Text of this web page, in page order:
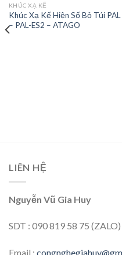
Add to
KHÚC XẠ KẾ
Khúc Xạ Kế Hiện Số Bỏ Túi PAL
– PAL-ES2 – ATAGO
LIÊN HỆ
Nguyễn Vũ Gia Huy
SDT : 090 819 58 75 (ZALO)
Email :